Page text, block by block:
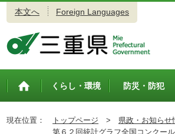
本文へ Foreign Languages
トップペ
くらし・環境 防災・防犯
現在位置： トップページ > 県政・お知らせ
第６２回統計グラフ全国コンク